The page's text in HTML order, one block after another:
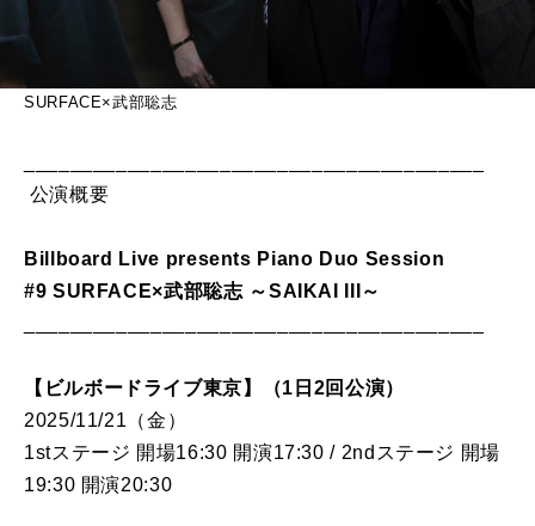
SURFACE×武部聡志
公演概要
Billboard Live presents Piano Duo Session
#9 SURFACE×武部聡志 ～SAIKAI III～
【ビルボードライブ東京】（1日2回公演）
2025/11/21（金）
1stステージ 開場16:30 開演17:30 / 2ndステージ 開場
19:30 開演20:30